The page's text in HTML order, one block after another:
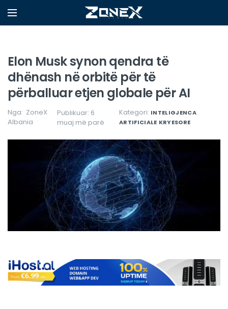
Elon Musk synon qendra të
dhënash në orbitë për të
përballuar etjen globale për AI
Nga: ZoneX
Albania
Publikuar: 6
muaj më parë
Kategori: INTELIGJENCA
ARTIFICIALE KRYESORE